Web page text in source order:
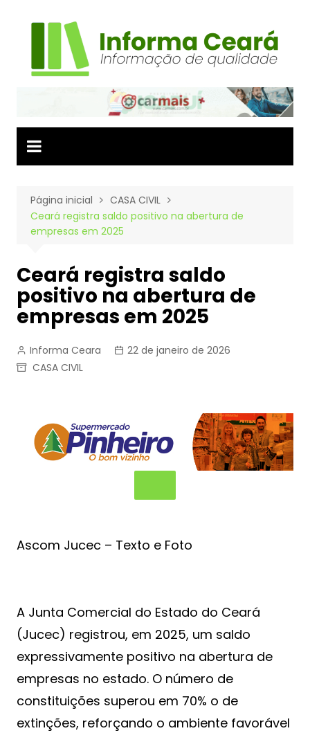
Página inicial
CASA CIVIL
Ceará registra saldo positivo na abertura de
empresas em 2025
Ceará registra saldo
positivo na abertura de
empresas em 2025
Informa Ceara
22 de janeiro de 2026
CASA CIVIL
Ascom Jucec – Texto e Foto
A Junta Comercial do Estado do Ceará
(Jucec) registrou, em 2025, um saldo
expressivamente positivo na abertura de
empresas no estado. O número de
constituições superou em 70% o de
extinções, reforçando o ambiente favorável